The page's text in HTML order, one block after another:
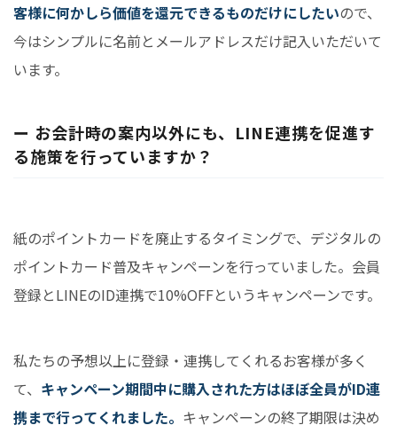
客様に何かしら価値を還元できるものだけにしたいので、
今はシンプルに名前とメールアドレスだけ記入いただいて
います。
ー お会計時の案内以外にも、LINE連携を促進す
る施策を行っていますか？
紙のポイントカードを廃止するタイミングで、デジタルの
ポイントカード普及キャンペーンを行っていました。会員
登録とLINEのID連携で10%OFFというキャンペーンです。
私たちの予想以上に登録・連携してくれるお客様が多く
て、 キャンペーン期間中に購入された方はほぼ全員がID連
携まで行ってくれました。 キャンペーンの終了期限は決め